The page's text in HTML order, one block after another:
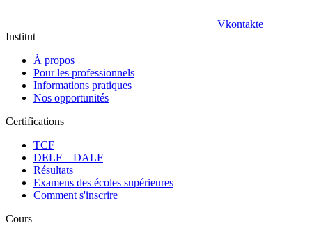
Vkontakte
Institut
À propos
Pour les professionnels
Informations pratiques
Nos opportunités
Certifications
TCF
DELF – DALF
Résultats
Examens des écoles supérieures
Comment s'inscrire
Cours